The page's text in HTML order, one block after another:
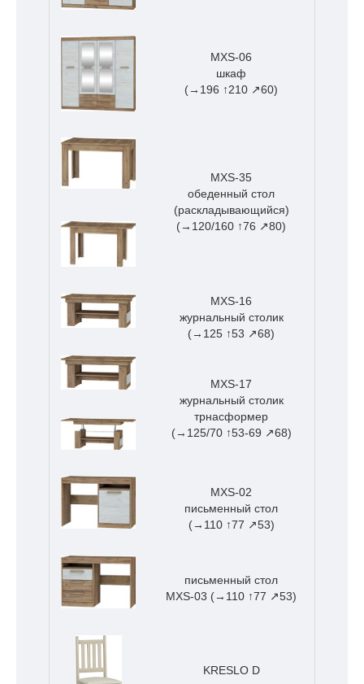
MXS-06
шкаф
(→196 ↑210 ↗60)
MXS-35
обеденный стол
(раскладывающийся)
(→120/160 ↑76 ↗80)
MXS-16
журнальный столик
(→125 ↑53 ↗68)
MXS-17
журнальный столик
трнасформер
(→125/70 ↑53-69 ↗68)
MXS-02
письменный стол
(→110 ↑77 ↗53)
письменный стол
MXS-03 (→110 ↑77 ↗53)
KRESLO D